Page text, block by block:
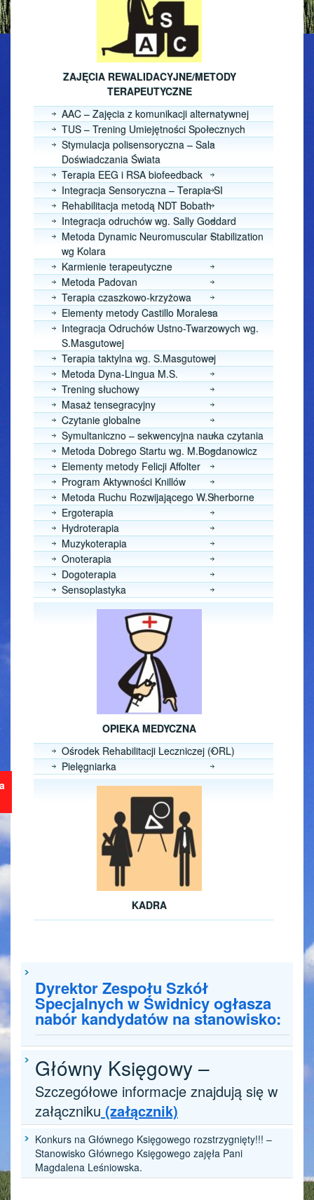
ZAJĘCIA REWALIDACYJNE/METODY
TERAPEUTYCZNE
AAC – Zajęcia z komunikacji alternatywnej
TUS – Trening Umiejętności Społecznych
Stymulacja polisensoryczna – Sala
Doświadczania Świata
Terapia EEG i RSA biofeedback
Integracja Sensoryczna – Terapia SI
Rehabilitacja metodą NDT Bobath
Integracja odruchów wg. Sally Goddard
Metoda Dynamic Neuromuscular Stabilization
wg Kolara
Karmienie terapeutyczne
Metoda Padovan
Terapia czaszkowo-krzyżowa
Elementy metody Castillo Moralesa
Integracja Odruchów Ustno-Twarzowych wg.
S.Masgutowej
Terapia taktylna wg. S.Masgutowej
Metoda Dyna-Lingua M.S.
Trening słuchowy
Masaż tensegracyjny
Czytanie globalne
Symultaniczno – sekwencyjna nauka czytania
Metoda Dobrego Startu wg. M.Bogdanowicz
Elementy metody Felicji Affolter
Program Aktywności Knillów
Metoda Ruchu Rozwijającego W.Sherborne
Ergoterapia
Hydroterapia
Muzykoterapia
Onoterapia
Dogoterapia
Sensoplastyka
OPIEKA MEDYCZNA
Ośrodek Rehabilitacji Leczniczej (ORL)
Pielęgniarka
KADRA
Dyrektor Zespołu Szkół
Specjalnych w Świdnicy ogłasza
nabór kandydatów na stanowisko:
Główny Księgowy –
Szczegółowe informacje znajdują się w
załączniku (załącznik)
Konkurs na Głównego Księgowego rozstrzygnięty!!! –
Stanowisko Głównego Księgowego zajęła Pani
Magdalena Leśniowska.